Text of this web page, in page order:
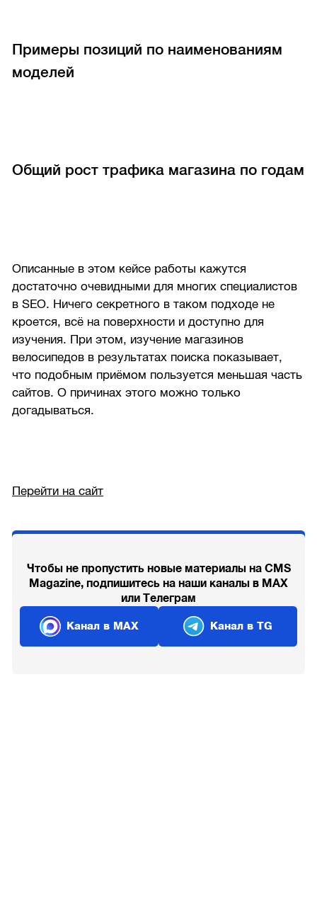
Примеры позиций по наименованиям
моделей
Общий рост трафика магазина по годам
Описанные в этом кейсе работы кажутся
достаточно очевидными для многих специалистов
в SEO. Ничего секретного в таком подходе не
кроется, всё на поверхности и доступно для
изучения. При этом, изучение магазинов
велосипедов в результатах поиска показывает,
что подобным приёмом пользуется меньшая часть
сайтов. О причинах этого можно только
догадываться.
Перейти на сайт
Чтобы не пропустить новые материалы на CMS
Magazine, подпишитесь на наши каналы в MAX
или Телеграм
Канал в MAX Канал в TG